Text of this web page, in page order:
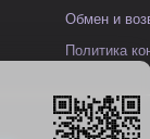
Обмен и
Политика